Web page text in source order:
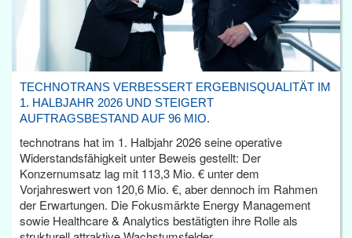
TECHNOTRANS VERBESSERT ERGEBNISQUALITÄT IM
1. HALBJAHR 2026 UND STEIGERT
AUFTRAGSBESTAND AUF 96 MIO.
technotrans hat im 1. Halbjahr 2026 seine operative
Widerstandsfähigkeit unter Beweis gestellt: Der
Konzernumsatz lag mit 113,3 Mio. € unter dem
Vorjahreswert von 120,6 Mio. €, aber dennoch im Rahmen
der Erwartungen. Die Fokusmärkte Energy Management
sowie Healthcare & Analytics bestätigten ihre Rolle als